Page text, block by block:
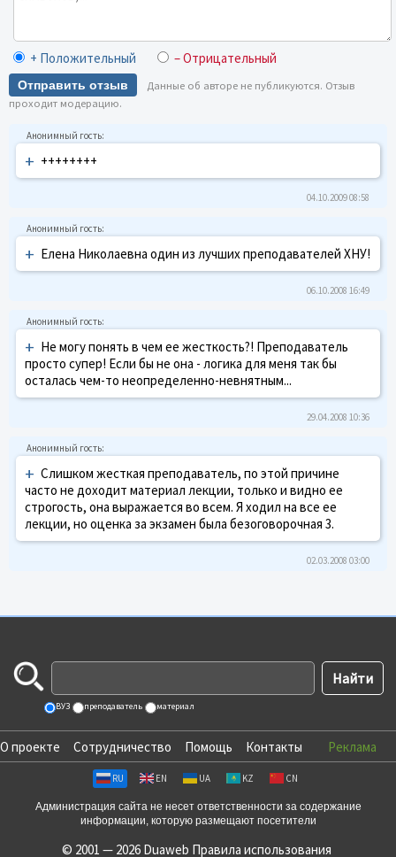
+ Положительный – Отрицательный
Отправить отзыв
Данные об авторе не публикуются. Отзыв
проходит модерацию.
+ ++++++++
04.10.2009 08:58
+ Елена Николаевна один из лучших преподавателей ХНУ!
06.10.2008 16:49
+ Не могу понять в чем ее жесткость?! Преподаватель
просто супер! Если бы не она - логика для меня так бы
осталась чем-то неопределенно-невнятным...
29.04.2008 10:36
+ Слишком жесткая преподаватель, по этой причине
часто не доходит материал лекции, только и видно ее
строгость, она выражается во всем. Я ходил на все ее
лекции, но оценка за экзамен была безоговорочная 3.
02.03.2008 03:00
ВУЗ преподаватель материал
О проекте Сотрудничество Помощь Контакты Реклама
RU EN UA KZ CN
Администрация сайта не несет ответственности за содержание
информации, которую размещают посетители
© 2001 — 2026 Duaweb Правила использования